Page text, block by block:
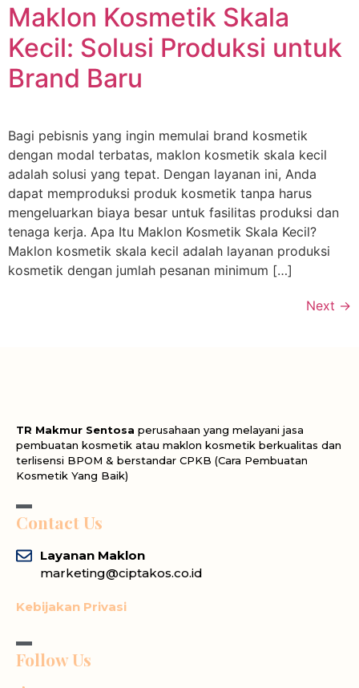
Maklon Kosmetik Skala
Kecil: Solusi Produksi untuk
Brand Baru
Bagi pebisnis yang ingin memulai brand kosmetik
dengan modal terbatas, maklon kosmetik skala kecil
adalah solusi yang tepat. Dengan layanan ini, Anda
dapat memproduksi produk kosmetik tanpa harus
mengeluarkan biaya besar untuk fasilitas produksi dan
tenaga kerja. Apa Itu Maklon Kosmetik Skala Kecil?
Maklon kosmetik skala kecil adalah layanan produksi
kosmetik dengan jumlah pesanan minimum […]
Next →
TR Makmur Sentosa perusahaan yang melayani jasa
pembuatan kosmetik atau maklon kosmetik berkualitas dan
terlisensi BPOM & berstandar CPKB (Cara Pembuatan
Kosmetik Yang Baik)
Contact Us
Layanan Maklon
marketing@ciptakos.co.id
Kebijakan Privasi
Follow Us